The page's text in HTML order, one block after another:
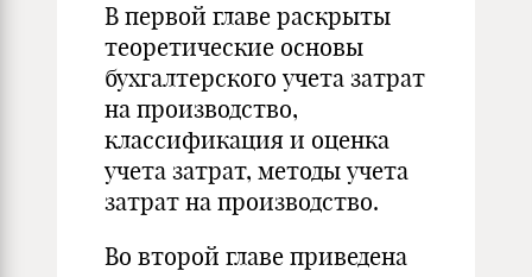
В первой главе раскрыты
теоретические основы
бухгалтерского учета затрат
на производство,
классификация и оценка
учета затрат, методы учета
затрат на производство.
Во второй главе приведена